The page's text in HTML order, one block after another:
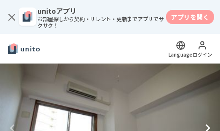
unitoアプリ
お部屋探しから契約・リレント・更新までアプリでサ
クサク！
アプリを開く
Languageログイン